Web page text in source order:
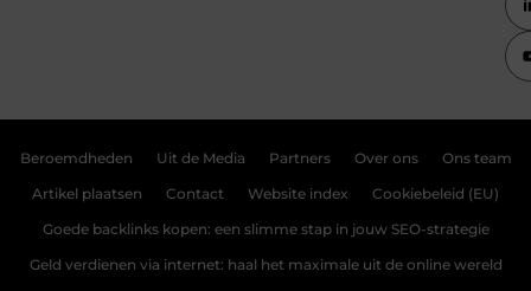
Beroemdheden Uit de Media Partners Over ons Ons team
Artikel plaatsen Contact Website index Cookiebeleid (EU)
Goede backlinks kopen: een slimme stap in jouw SEO-strategie
Geld verdienen via internet: haal het maximale uit de online wereld